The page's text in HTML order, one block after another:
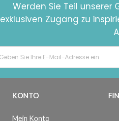
Werden Sie Teil
exklusiven Zugang zu
KONTO
Mein Konto